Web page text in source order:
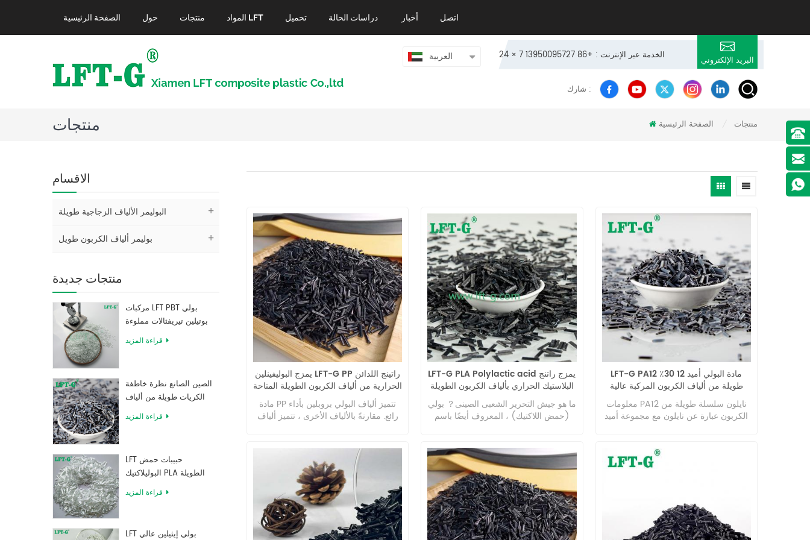
الصفحة الرئيسية حول منتجات المواد LFT تحميل دراسات الحالة أخبار اتصل
24 × 7 الخدمة عبر الإنترنت : +86 13950095727 البريد الإلكتروني العربية
شارك :
منتجات الصفحة الرئيسية منتجات
الاقسام
البوليمر الألياف الزجاجية طويلة
بوليمر ألياف الكربون طويل
منتجات جديدة
مركبات LFT PBT بولي
بوتيلين تيريفثالات مملوءة
بألياف زجاجية طويلة
قراءة المزيد
الصين الصانع نظرة خاطفة
الكريات طويلة من ألياف
الكربون المقوى بالراتنج
قراءة المزيد
LFT حبيبات حمض
البوليلاكتيك PLA الطويلة
المقواة بالألياف الزجاجية
عالية القوة
قراءة المزيد
LFT بولي إيثيلين عالي
يمزج البوليفينلين LFT-G PP راتينج اللدائن
الحرارية من ألياف الكربون الطويلة المتاحة
مادة PP تتميز ألياف البولي بروبلين بأداء
رائع. مقارنةً بالألياف الأخرى ، تتميز ألياف
فقط ، وهي الأصغر بين الألياف الاصطناعية
الخمسة وأخف وزنًا بنسبة 34٪ من ألياف
البوليستر ؛ يبلغ معدل عزل ألياف البولي
بروبيلين 36.49٪ ، وهو أعلى معدل بين
الألياف الاصطناعية الخمسة و 1.7 مرة من
البوليستر ؛ معدل استعادة الرطوبة القياسي
لألياف البولي بروبلين هو صفر تقريبًا ،
LFT-G PLA Polylactic acid يمزج راتنج
البلاستيك الحراري بألياف الكربون الطويلة
ويمكن إعادة تدوير اللون الأصلي من
البلاستيك
ما هو جيش التحرير الشعبى الصينى？ بولي
(حمض اللاكتيك) ، المعروف أيضًا باسم
حمض اللاكتيك باعتباره المادة الخام
الرئيسية ، وهو نوع جديد من المواد القابلة
للتحلل. يتمتع PLA باستقرار حراري جيد ،
ودرجة حرارة معالجة 170-230 ℃ ،
ومقاومة جيدة للمذيبات ، ويمكن معالجته
بطرق مختلفة ، مثل البثق ، والغزل ،
والتمدد ثنائي المحور ، وقولبة النفخ بالحقن.
بالإضافة إلى كونها قابلة للتحلل البيولوجي ،
LFT-G PA12 مادة البولي أميد 12 30٪
طويلة من ألياف الكربون المركبة عالية
الأداء وخفيفة الوزن متاحةمعلومات PA12 نايلون سلسلة طويلة من
الكربون عبارة عن نايلون مع مجموعة أميد
مجموعتي أميد أكثر من 10. نسميها نايلون
سلسلة طويلة من الكربون ، بما في ذلك
(دوديكالاكتام) وبولي (لورولاكتام) ، وهو
نوع من النايلون طويل السلسلة الكربونية.
المادة الخام الأساسية للبلمرة هي البوتادين
، وهو مادة لدن بالحرارة شبه بلورية.